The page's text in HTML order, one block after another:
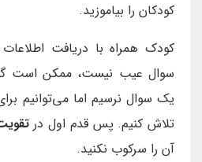
کودکان را بیاموزید.
کودک همراه با دریافت
سوال عیب نیست، ممکن است
یک سوال نرسیم اما می‌توانیم
تلاش کنیم. پس قدم اول در
آن را سرکوب نکنید.